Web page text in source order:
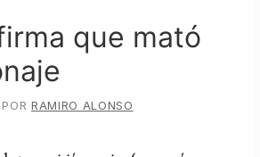
que mató
PORRAMIRO ALONSO